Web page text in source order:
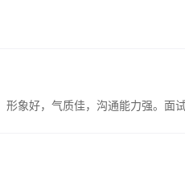
象好，气质佳，沟通能力强。面